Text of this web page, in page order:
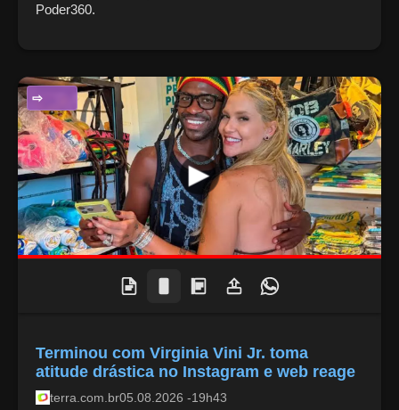
Poder360.
ENTRETENIMENTO
Terminou com Virginia Vini Jr. toma
atitude drástica no Instagram e web reage
terra.com.br05.08.2026 -19h43